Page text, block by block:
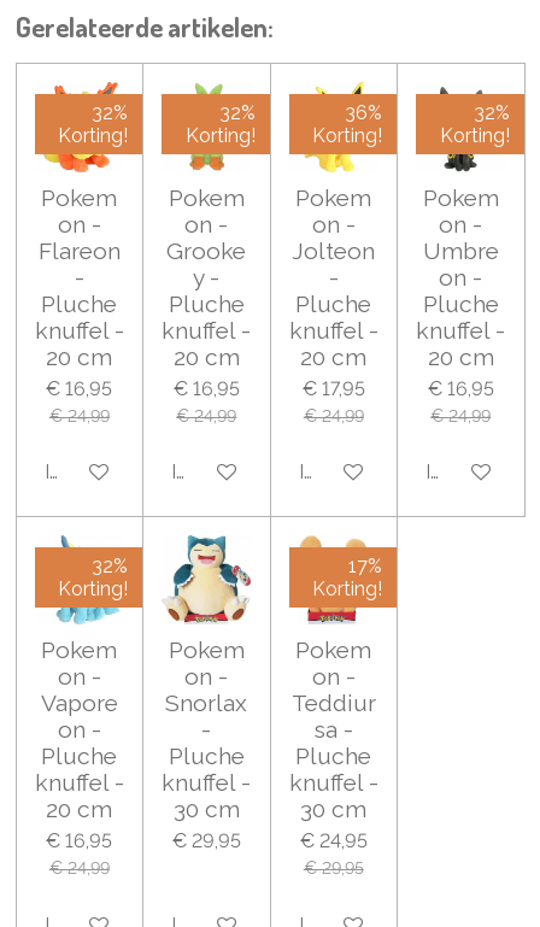
Gerelateerde artikelen:
32%
Korting!
Pokem
on -
Flareon
-
Pluche
knuffel -
20 cm
€ 16,95
€ 24,99
In winkelwagen
32%
Korting!
Pokem
on -
Grooke
y -
Pluche
knuffel -
20 cm
€ 16,95
€ 24,99
In winkelwagen
36%
Korting!
Pokem
on -
Jolteon
-
Pluche
knuffel -
20 cm
€ 17,95
€ 24,99
In winkelwagen
32%
Korting!
Pokem
on -
Umbre
on -
Pluche
knuffel -
20 cm
€ 16,95
€ 24,99
In
32%
Korting!
Pokem
on -
Vapore
on -
Pluche
knuffel -
20 cm
€ 16,95
€ 24,99
Pokem
on -
Snorlax
-
Pluche
knuffel -
30 cm
€ 29,95
17%
Korting!
Pokem
on -
Teddiur
sa -
Pluche
knuffel -
30 cm
€ 24,95
€ 29,95